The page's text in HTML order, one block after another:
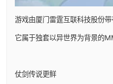
游戏由厦门雷霆互联科技股份
它属于独套以异世界为背景的
仗剑传说更鲜